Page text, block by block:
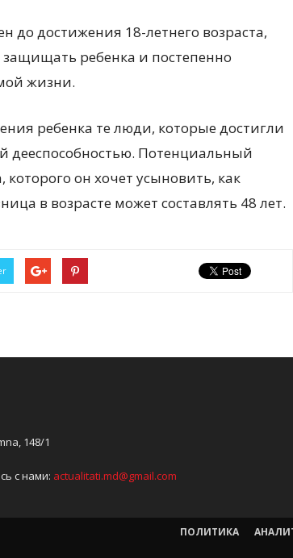
до достижения 18-летнего возраста,
защищать ребенка и постепенно
жизни.
ребенка те люди, которые достигли
дееспособностью. Потенциальный
он хочет усыновить, как
в возрасте может составлять 48 лет.
148/1
с нами: actualitati.md@gmail.com
ПОЛИТИКА